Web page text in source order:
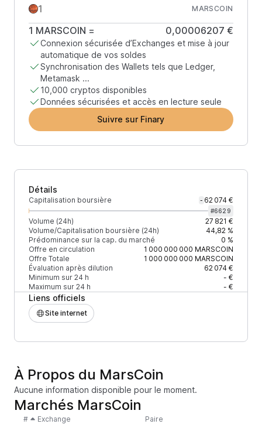
MARSCOIN
1 MARSCOIN = 0,00006207 €
Connexion sécurisée d’Exchanges et mise à jour
automatique de vos soldes
Synchronisation des Wallets tels que Ledger,
Metamask ...
10,000 cryptos disponibles
Données sécurisées et accès en lecture seule
Suivre sur Finary
Détails
Capitalisation boursière - 62 074 €
#6629
Volume (24h)
27 821 €
Volume/Capitalisation boursière (24h)
44,82 %
Prédominance sur la cap. du marché
0 %
Offre en circulation
1 000 000 000 MARSCOIN
Offre Totale
1 000 000 000 MARSCOIN
Évaluation après dilution
62 074 €
Minimum sur 24 h
- €
Maximum sur 24 h
- €
Liens officiels
Site internet
À Propos du MarsCoin
Aucune information disponible pour le moment.
Marchés MarsCoin
# Exchange Paire